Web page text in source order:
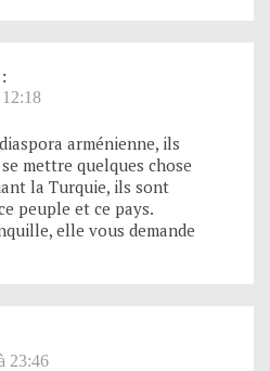
arménienne, ils
mettre quelques chose
la Turquie, ils sont
peuple et ce pays.
elle vous demande
23:46